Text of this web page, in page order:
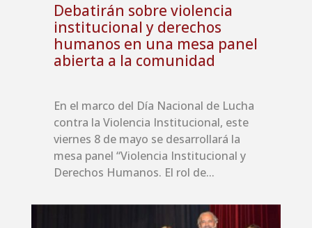
Debatirán sobre violencia
institucional y derechos
humanos en una mesa panel
abierta a la comunidad
En el marco del Día Nacional de Lucha
contra la Violencia Institucional, este
viernes 8 de mayo se desarrollará la
mesa panel “Violencia Institucional y
Derechos Humanos. El rol de...